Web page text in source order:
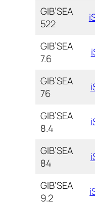
GIB’SEA
522
GIB’SEA
7.6
GIB’SEA
76
GIB’SEA
8.4
GIB’SEA
84
GIB’SEA
9.2